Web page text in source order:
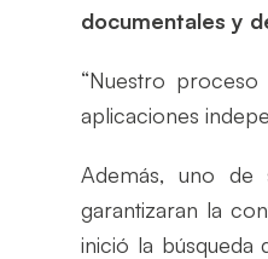
documentales y
“Nuestro
aplicaciones
Además, uno de
garantizaran la
inició la búsqueda